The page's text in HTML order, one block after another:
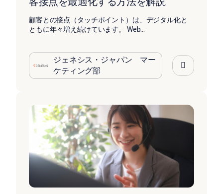
顧客との接点（タッチポイント）は、デジタル化と
ともに年々増え続けています。 Web...
ジェネシス・ジャパン マー
ケティング部